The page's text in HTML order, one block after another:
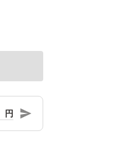
円